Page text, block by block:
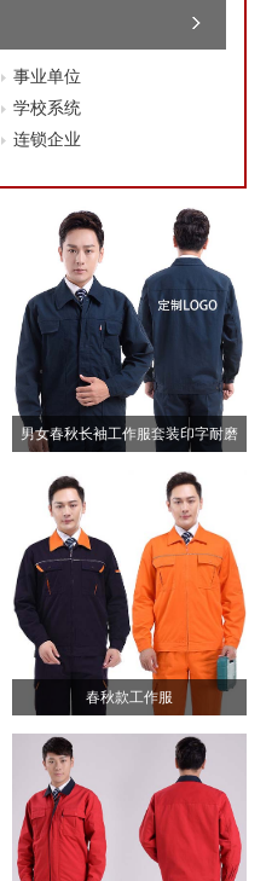
事业单位
学校系统
连锁企业
男女春秋长袖工作服套装印字耐磨
春秋款工作服